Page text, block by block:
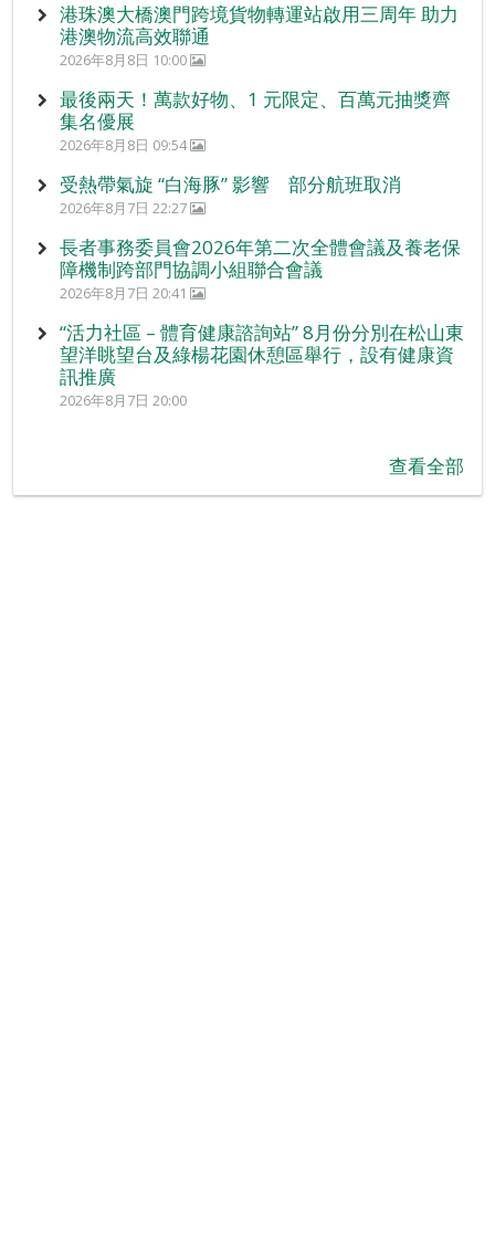
港珠澳大橋澳門跨境貨物轉運站啟用三周年 助力
港澳物流高效聯通
2026年8月8日 10:00
最後兩天！萬款好物、1 元限定、百萬元抽獎齊
集名優展
2026年8月8日 09:54
受熱帶氣旋 “白海豚” 影響 部分航班取消
2026年8月7日 22:27
長者事務委員會2026年第二次全體會議及養老保
障機制跨部門協調小組聯合會議
2026年8月7日 20:41
“活力社區 – 體育健康諮詢站” 8月份分別在松山東
望洋眺望台及綠楊花園休憩區舉行，設有健康資
訊推廣
2026年8月7日 20:00
查看全部